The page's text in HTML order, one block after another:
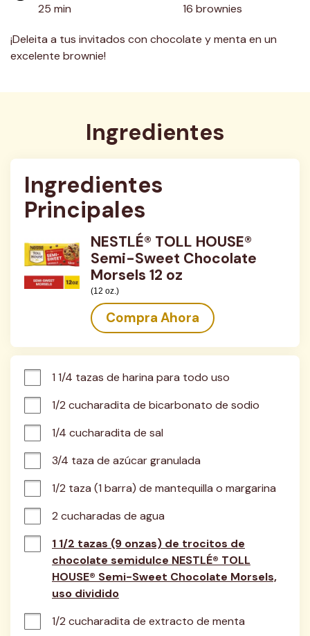
25 min
16 brownies
¡Deleita a tus invitados con chocolate y menta en un
excelente brownie!
Ingredientes
Ingredientes
Principales
NESTLÉ® TOLL HOUSE®
Semi-Sweet Chocolate
Morsels 12 oz
(12 oz.)
Compra Ahora
1 1/4 tazas de harina para todo uso
1/2 cucharadita de bicarbonato de sodio
1/4 cucharadita de sal
3/4 taza de azúcar granulada
1/2 taza (1 barra) de mantequilla o margarina
2 cucharadas de agua
1 1/2 tazas (9 onzas) de trocitos de
chocolate semidulce NESTLÉ® TOLL
HOUSE® Semi-Sweet Chocolate Morsels,
uso dividido
1/2 cucharadita de extracto de menta